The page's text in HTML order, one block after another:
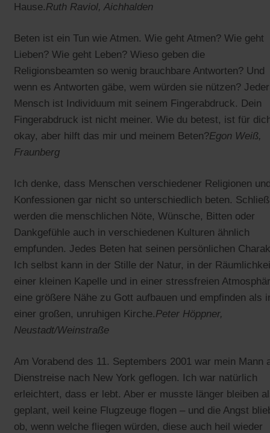
Hause.Ruth Raviol, Aichhalden
Beten ist ein Tun wie Atmen. Wie geht Atmen? Wie geht
Lieben? Wie geht Leben? Wieso geben die
Religionsbeamten so wenig brauchbare Antworten? Und
wenn es Antworten gäbe, wem würden sie nützen? Jeder
Mensch ist Individuum mit seinem Fingerabdruck. Dein
Fingerabdruck ist nicht meiner. Wie du betest, ist für
okay, aber hilft das mir und meinem Beten?Egon Weiß,
Fraunberg
Ich denke, dass Menschen verschiedener Religionen
Konfessionen gar nicht so unterschiedlich beten.
werden die menschlichen Nöte, Wünsche, Bitten oder
Dankgefühle auch in verschiedenen Kulturen ähnlich
empfunden. Jedes Beten hat seinen persönlichen
Ich selbst kann in der Stille der Natur, in der
einer kleinen Kapelle und in einer stressfreien
eine größere Nähe zu Gott aufbauen und empfinden als
einer großen, unruhigen Kirche.Peter Höppner,
Neustadt/Weinstraße
Am Vorabend des 11. Septembers 2001 war mein Mann
Dienstreise nach New York geflogen. Ich war natürlich
erleichtert, dass er lebt. Aber er musste länger bleiben
geplant, weil keine Flugzeuge flogen – und die Angst
ob, wenn welche fliegen würden, diese auch heil wieder